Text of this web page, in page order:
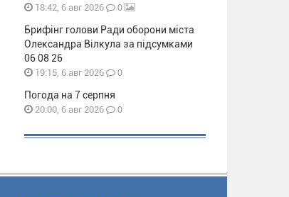
18:42, 6 авг 2026 0
Брифінг голови Ради оборони міста
Олександра Вілкула за підсумками
06 08 26
19:15, 6 авг 2026 0
Погода на 7 серпня
20:00, 6 авг 2026 0